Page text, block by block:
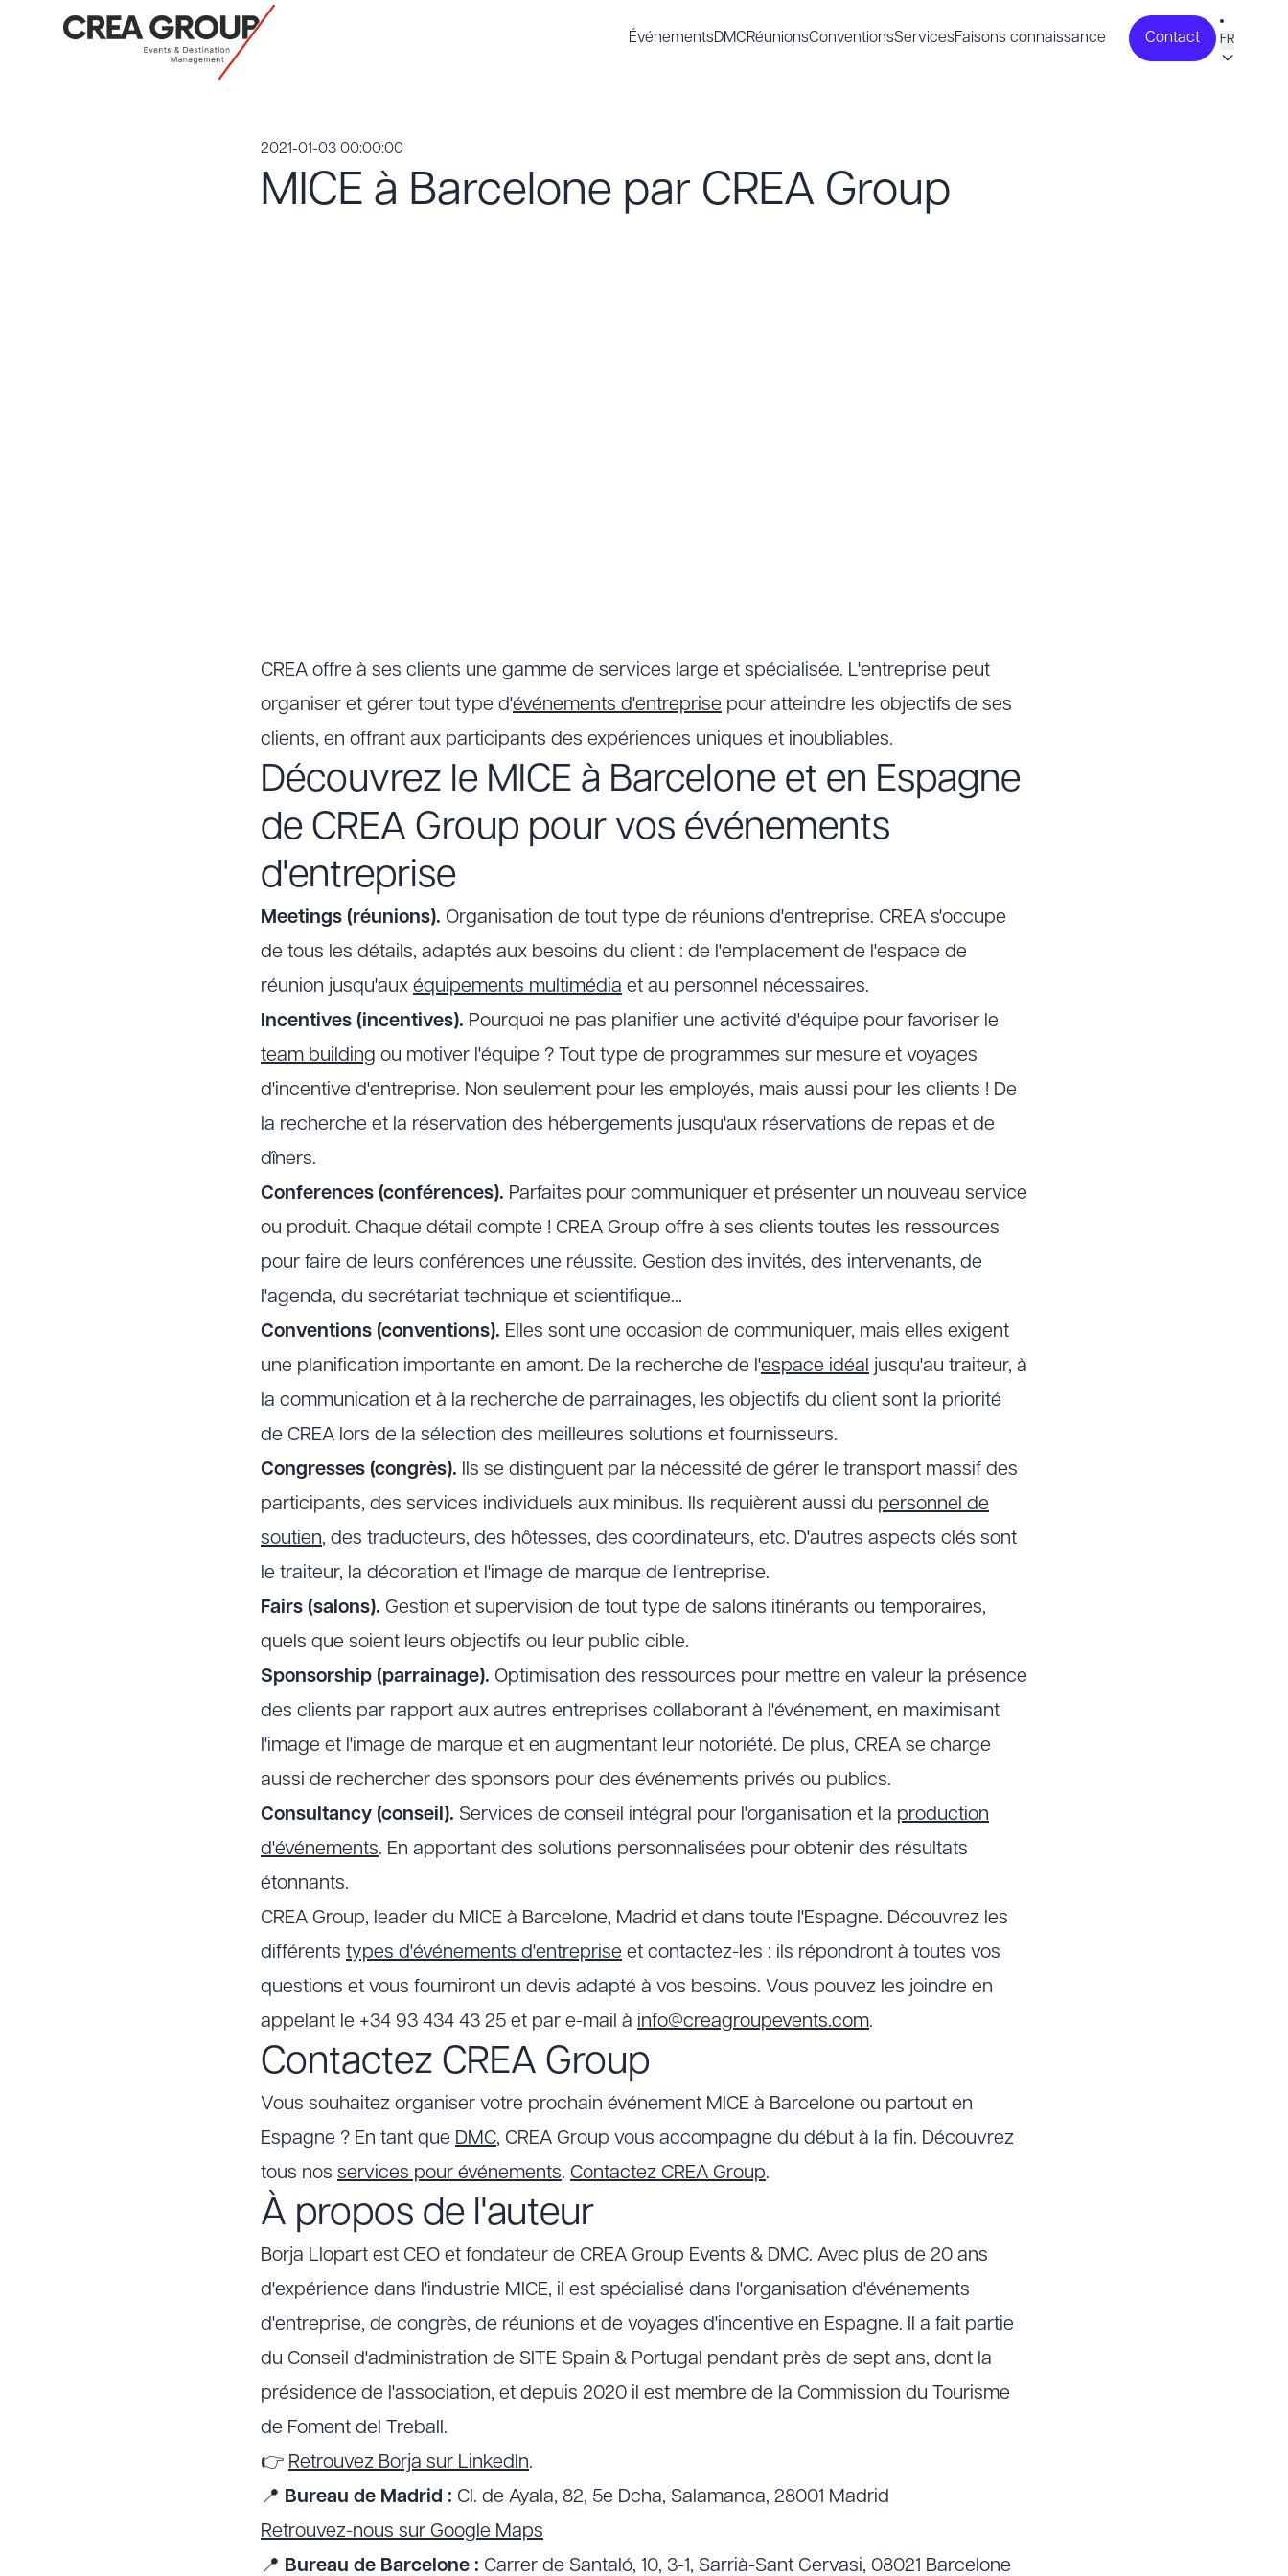
ÉvénementsDMCRéunionsConventionsServicesFaisons connaissance Contact FR
2021-01-03 00:00:00
MICE à Barcelone par CREA Group
CREA offre à ses clients une gamme de services large et spécialisée. L'entreprise peut
organiser et gérer tout type d'événements d'entreprise pour atteindre les objectifs de ses
clients, en offrant aux participants des expériences uniques et inoubliables.
Découvrez le MICE à Barcelone et en Espagne
de CREA Group pour vos événements
d'entreprise
Meetings (réunions). Organisation de tout type de réunions d'entreprise. CREA s'occupe
de tous les détails, adaptés aux besoins du client : de l'emplacement de l'espace de
réunion jusqu'aux équipements multimédia et au personnel nécessaires.
Incentives (incentives). Pourquoi ne pas planifier une activité d'équipe pour favoriser le
team building ou motiver l'équipe ? Tout type de programmes sur mesure et voyages
d'incentive d'entreprise. Non seulement pour les employés, mais aussi pour les clients ! De
la recherche et la réservation des hébergements jusqu'aux réservations de repas et de
dîners.
Conferences (conférences). Parfaites pour communiquer et présenter un nouveau service
ou produit. Chaque détail compte ! CREA Group offre à ses clients toutes les ressources
pour faire de leurs conférences une réussite. Gestion des invités, des intervenants, de
l'agenda, du secrétariat technique et scientifique…
Conventions (conventions). Elles sont une occasion de communiquer, mais elles exigent
une planification importante en amont. De la recherche de l'espace idéal jusqu'au traiteur, à
la communication et à la recherche de parrainages, les objectifs du client sont la priorité
de CREA lors de la sélection des meilleures solutions et fournisseurs.
Congresses (congrès). Ils se distinguent par la nécessité de gérer le transport massif des
participants, des services individuels aux minibus. Ils requièrent aussi du personnel de
soutien, des traducteurs, des hôtesses, des coordinateurs, etc. D'autres aspects clés sont
le traiteur, la décoration et l'image de marque de l'entreprise.
Fairs (salons). Gestion et supervision de tout type de salons itinérants ou temporaires,
quels que soient leurs objectifs ou leur public cible.
Sponsorship (parrainage). Optimisation des ressources pour mettre en valeur la présence
des clients par rapport aux autres entreprises collaborant à l'événement, en maximisant
l'image et l'image de marque et en augmentant leur notoriété. De plus, CREA se charge
aussi de rechercher des sponsors pour des événements privés ou publics.
Consultancy (conseil). Services de conseil intégral pour l'organisation et la production
d'événements. En apportant des solutions personnalisées pour obtenir des résultats
étonnants.
CREA Group, leader du MICE à Barcelone, Madrid et dans toute l'Espagne. Découvrez les
différents types d'événements d'entreprise et contactez-les : ils répondront à toutes vos
questions et vous fourniront un devis adapté à vos besoins. Vous pouvez les joindre en
appelant le +34 93 434 43 25 et par e-mail à info@creagroupevents.com.
Contactez CREA Group
Vous souhaitez organiser votre prochain événement MICE à Barcelone ou partout en
Espagne ? En tant que DMC, CREA Group vous accompagne du début à la fin. Découvrez
tous nos services pour événements. Contactez CREA Group.
À propos de l'auteur
Borja Llopart est CEO et fondateur de CREA Group Events & DMC. Avec plus de 20 ans
d'expérience dans l'industrie MICE, il est spécialisé dans l'organisation d'événements
d'entreprise, de congrès, de réunions et de voyages d'incentive en Espagne. Il a fait partie
du Conseil d'administration de SITE Spain & Portugal pendant près de sept ans, dont la
présidence de l'association, et depuis 2020 il est membre de la Commission du Tourisme
de Foment del Treball.
👉 Retrouvez Borja sur LinkedIn.
📍 Bureau de Madrid : Cl. de Ayala, 82, 5e Dcha, Salamanca, 28001 Madrid
Retrouvez-nous sur Google Maps
📍 Bureau de Barcelone : Carrer de Santaló, 10, 3-1, Sarrià-Sant Gervasi, 08021 Barcelone